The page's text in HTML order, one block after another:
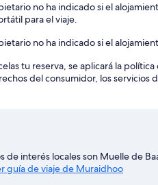
no ha indicado si el
para el viaje.
no ha indicado si el
tu reserva, se aplicará la
del consumidor, los servicios
interés locales son Muelle de
guía de viaje de Muraidhoo